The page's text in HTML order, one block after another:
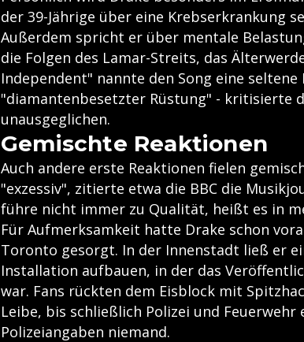
der 39-Jährige über eine Krebserkrankung
Außerdem spricht er über mentale
die Folgen des Lamar-Streits, das
Independent" nannte den Song eine
"diamantenbesetzter Rüstung" - kritisierte
unausgeglichen.
Gemischte Reaktionen
Auch andere erste Reaktionen fielen
"exzessiv", zitierte etwa die BBC die
führe nicht immer zu Qualität, heißt es in
Für Aufmerksamkeit hatte Drake schon
Toronto gesorgt. In der Innenstadt ließ er
Installation aufbauen, in der das
war. Fans rückten dem Eisblock mit
Leibe, bis schließlich Polizei und
Polizeiangaben niemand.